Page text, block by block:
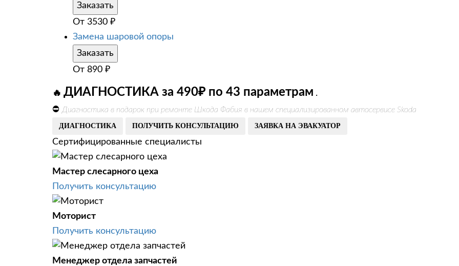
Заказать
От 3530 ₽
Замена шаровой опоры
Заказать
От 890 ₽
🔥 ДИАГНОСТИКА за 490₽ по 43 параметрам .
⛔ Диагностика в подарок при ремонте Шкода Фабия в нашем специализированном автосервисе Skoda
ДИАГНОСТИКА ПОЛУЧИТЬ КОНСУЛЬТАЦИЮ ЗАЯВКА НА ЭВАКУАТОР
Сертифицированные специалисты
Мастер слесарного цеха
Получить консультацию
Моторист
Получить консультацию
Менеджер отдела запчастей